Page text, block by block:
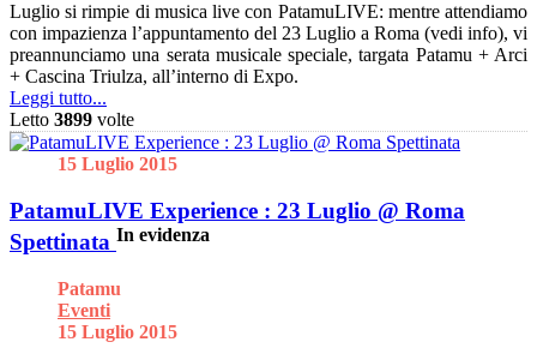
Luglio si rimpie di musica live con PatamuLIVE: mentre attendiamo
con impazienza l’appuntamento del 23 Luglio a Roma (vedi info), vi
preannunciamo una serata musicale speciale, targata Patamu + Arci
+ Cascina Triulza, all’interno di Expo.
Leggi tutto...
Letto 3899 volte
15 Luglio 2015
PatamuLIVE Experience : 23 Luglio @ Roma
Spettinata In evidenza
Patamu
Eventi
15 Luglio 2015